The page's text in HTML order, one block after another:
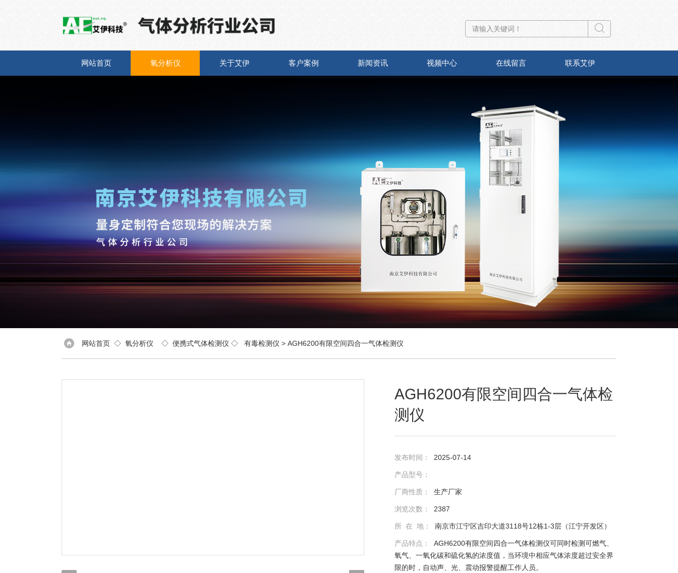
网站首页 氧分析仪 关于艾伊 客户案例 新闻资讯 视频中心 在线留言 联系艾伊
网站首页 ◇ 氧分析仪 ◇ 便携式气体检测仪 ◇ 有毒检测仪 > AGH6200有限空间四合一气体检测仪
AGH6200有限空间四合一气体检
测仪
发布时间： 2025-07-14
产品型号：
厂商性质： 生产厂家
浏览次数： 2387
所 在 地： 南京市江宁区吉印大道3118号12栋1-3层（江宁开发区）
产品特点： AGH6200有限空间四合一气体检测仪可同时检测可燃气、
氧气、一氧化碳和硫化氢的浓度值，当环境中相应气体浓度超过安全界
限的时，自动声、光、震动报警提醒工作人员。